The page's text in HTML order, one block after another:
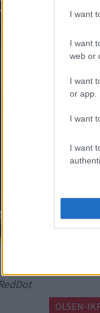
I want
I want
web or
I want
or app.
I want
I want
rájuk
OLSEN-